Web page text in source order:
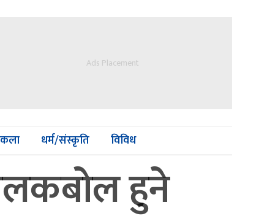
Ads Placement
धर्म/संस्कृति विविध
हुने